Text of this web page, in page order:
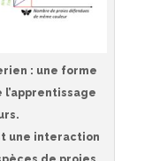
: une forme
une interaction